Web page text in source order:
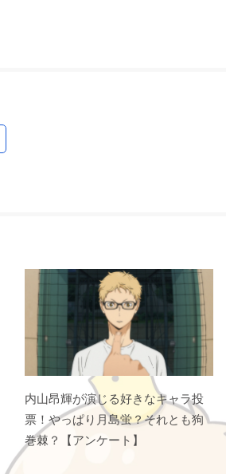
内山昂輝が演じる好きなキャラ投
票！やっぱり月島蛍？それとも狗
巻棘？【アンケート】